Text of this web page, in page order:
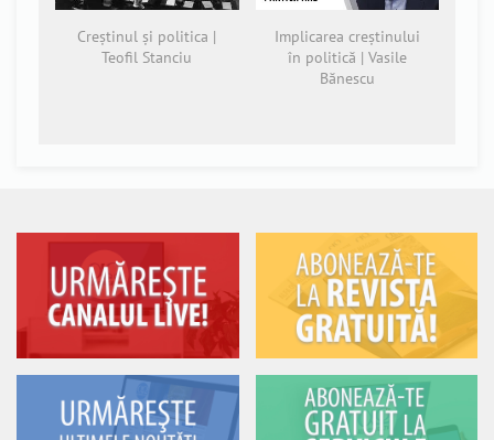
Creștinul și politica |
Teofil Stanciu
Implicarea creștinului
în politică | Vasile
Bănescu